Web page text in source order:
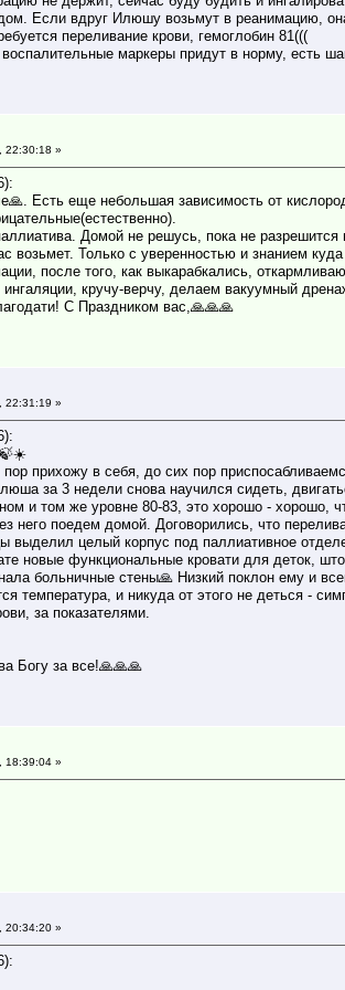
Если вдруг Илюшу возьмут в реанимацию,
переливание крови, гемоглобин 81(((
маркеры придут в норму, есть
22:30:18 »
Есть еще небольшая зависимость от
Домой не решусь, пока не
возьмет. Только с уверенностью и знанием
после того, как выкарабкались,
кручу-верчу, делаем вакуумный
С Праздником вас,🙏🙏🙏
22:31:19 »
🍃☀️
прихожу в себя, до сих пор
за 3 недели снова научился сидеть,
и том же уровне 80-83, это хорошо - хорошо,
него поедем домой. Договорились, что
выделил целый корпус под паллиативное
новые функциональные кровати для деток,
больничные стены🙏 Низкий поклон ему и
температура, и никуда от этого не деться -
за показателями.
Богу за все!🙏🙏🙏
18:39:04 »
20:34:20 »